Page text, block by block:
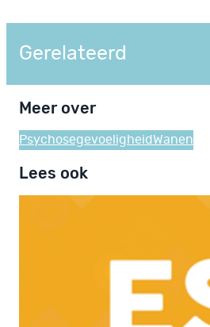
Gerelateerd
Meer over
Psychosegevoeligheid Wanen
Lees ook